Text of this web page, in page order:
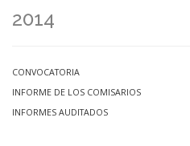
2014
CONVOCATORIA
INFORME DE LOS COMISARIOS
INFORMES AUDITADOS